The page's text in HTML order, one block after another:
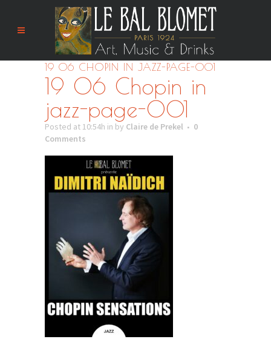
19 06 CHOPIN IN JAZZ-PAGE-001
19 06 Chopin in
jazz-page-001
Posted at 10:54h in by Claire de Prekel
0
Comments